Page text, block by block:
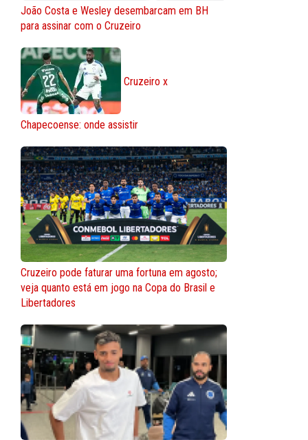
João Costa e Wesley desembarcam em BH
para assinar com o Cruzeiro
Cruzeiro x
Chapecoense: onde assistir
Cruzeiro pode faturar uma fortuna em agosto;
veja quanto está em jogo na Copa do Brasil e
Libertadores